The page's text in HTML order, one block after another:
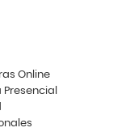
Online